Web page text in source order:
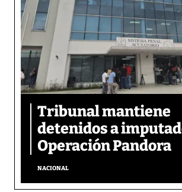
Tribunal mantiene
detenidos a
Operación Pandora
NACIONAL